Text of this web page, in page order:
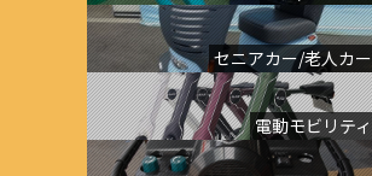
セニアカー/老人カー
電動モビリティ